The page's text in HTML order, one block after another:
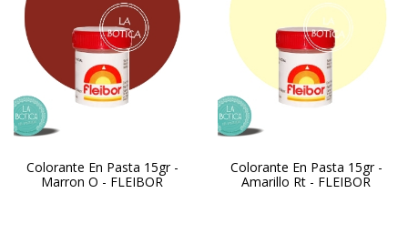
Colorante En Pasta 15gr -
Marron O - FLEIBOR
Colorante En Pasta 15gr -
Amarillo Rt - FLEIBOR